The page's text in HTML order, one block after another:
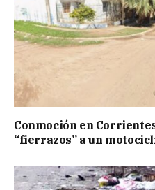
Conmoción en
“fierrazos” a un